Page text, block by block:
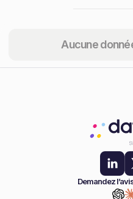
AucunePartager
Demandez